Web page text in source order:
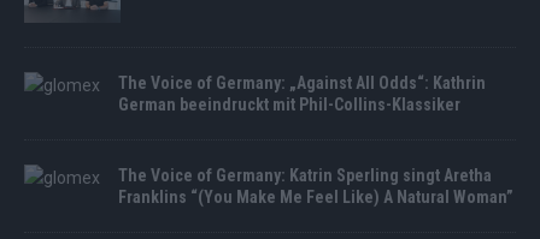
The Voice of Germany: „Against All Odds“: Kathrin
German beeindruckt mit Phil-Collins-Klassiker
The Voice of Germany: Katrin Sperling singt Aretha
Franklins “(You Make Me Feel Like) A Natural Woman”